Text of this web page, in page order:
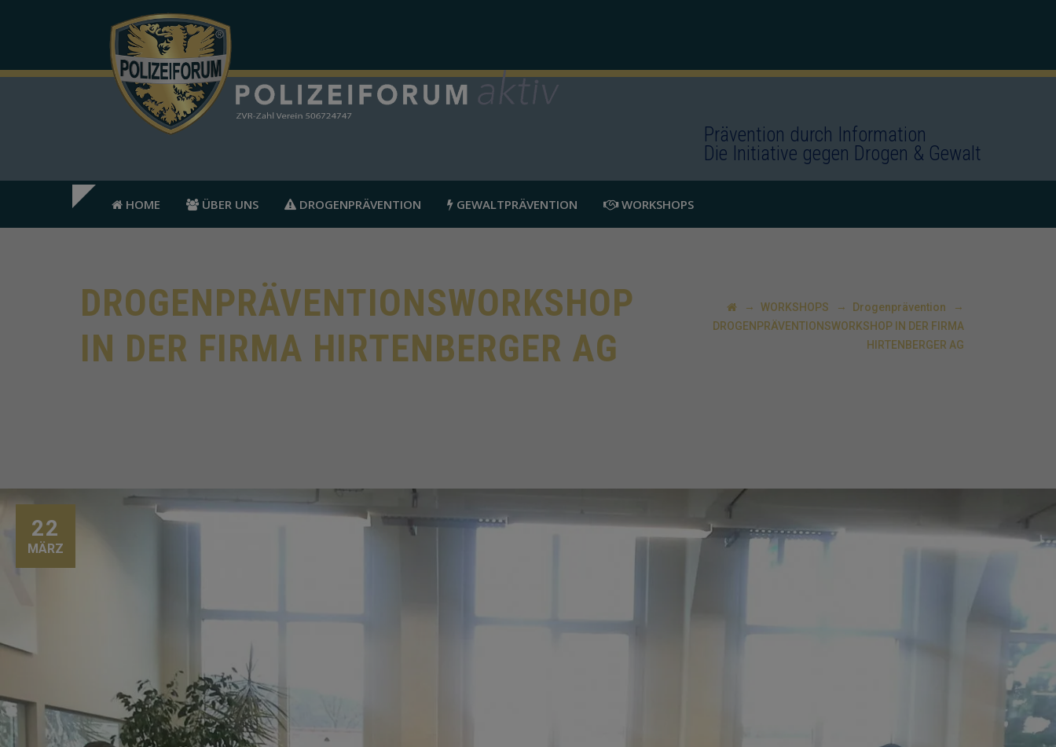
Prävention durch Information
Die Initiative gegen Drogen & Gewalt
HOME ÜBER UNS DROGENPRÄVENTION GEWALTPRÄVENTION WORKSHOPS
DROGENPRÄVENTIONSWORKSHOP
IN DER FIRMA HIRTENBERGER AG
→ WORKSHOPS → Drogenprävention →
DROGENPRÄVENTIONSWORKSHOP IN DER FIRMA
HIRTENBERGER AG
22
MÄRZ